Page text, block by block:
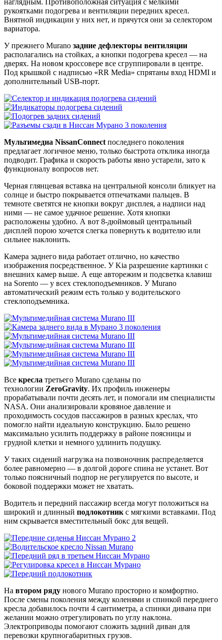
рукоятками подогрева и вентиляции передних кресел.
Внятной индикации у них нет, и прячутся они за селектором
вариатора.
У прежнего Murano задние дефлекторы вентиляции
располагались на стойках, а кнопки подогрева кресел — на
дверях. На новом кроссовере все сгруппировали в центре.
Под крышкой с надписью «RR Media» спрятаны вход HDMI и
дополнительный USB-порт.
Мультимедиа NissanConnect последнего поколения
предлагает логичное меню, только быстрота отклика иногда
подводит. Графика и скорость работы явно устарели, зато к
функционалу вопросов нет.
Черная глянцевая вставка на центральной консоли бликует на
солнце и быстро покрывается отпечатками пальцев. В
темноте светятся не кнопки вокруг дисплея, а надписи над
ними — не самое удачное решение. Хотя кнопки
расположены удобно. А вот 8-дюймовый центральный
дисплей порою хочется слегка повернуть к водителю или
сильнее наклонить.
Камера заднего вида работает отлично, но качество
изображения посредственное. У Kia разрешение картинки с
внешних камер выше. А еще авторежим и подсветка клавиш
на Sorento — у всех стеклоподъемников. У Murano
автоматический режим есть только у водительского
стеклоподъемника.
Все кресла третьего Murano сделаны по
технологии ZeroGravity. Их профиль инженеры
прорабатывали почти десять лет, и помогали им специалисты
NASA. Они анализировали кровяное давление и
проходимость сосудов пассажиров в разных креслах, что
помогло найти идеальную конструкцию. Было решено
максимально усилить поддержку в районе поясницы и
грудной клетки и немного удлинить подушку.
У таких сидений нагрузка на позвоночник распределяется
более равномерно — в долгой дороге спина не устанет. Вот
только поясничный подпор не регулируется по высоте, и
боковой поддержки может не хватать.
Водитель и передний пассажир всегда могут положиться на
широкий и длинный подлокотник с мягкими вставками. Под
ним скрывается вместительный бокс для вещей.
На втором ряду нового Murano просторно и комфортно.
После смены поколения между коленями и спинкой переднего
кресла добавилось почти 4 сантиметра, а спинки дивана при
желании можно отрегулировать по углу наклона.
Электроприводы помогают сложить задний диван для
перевозки крупногабаритных грузов.